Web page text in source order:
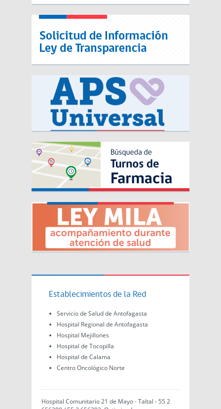
Establecimientos de la Red
Servicio de Salud de Antofagasta
Hospital Regional de Antofagasta
Hospital Mejillones
Hospital de Tocopilla
Hospital de Calama
Centro Oncológico Norte
Hospital Comunitario 21 de Mayo - Taltal - 55 2